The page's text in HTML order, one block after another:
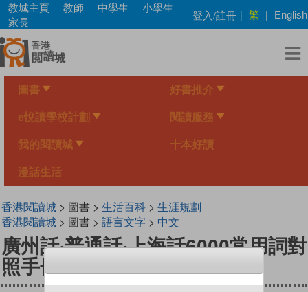
Skip
main
content
教城主頁 教師 中學生
小學生
家長
登入/註冊 | 繁 | English
圖書 好書推介
e悅讀學校計劃 閱讀服務
我的閱讀城 十本好讀
漫話生活
香港閱讀城> 圖書 > 生活百科> 生涯規劃
香港閱讀城> 圖書 > 語言文字> 中文
廣州話‧普通話‧上海話6000常用詞對
照手冊